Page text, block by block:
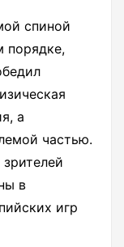
спиной
порядке,
а
частью.
в
игр